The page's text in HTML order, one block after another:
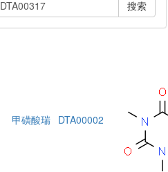
搜索
甲磺酸瑞 DTA00002